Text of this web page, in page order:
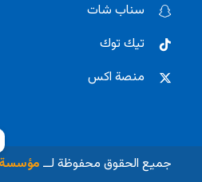
سناب شات
تيك توك
منصة اكس
جميع الحقوق محفوظة لــ مؤسسة